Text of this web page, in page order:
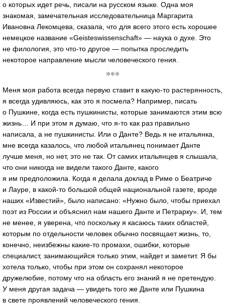
о которых идет речь, писали на русском языке. Одна моя
знакомая, замечательная исследовательница Маргарита
Ивановна Лекомцева, сказала, что для всего этого есть хорошее
немецкое название «Geisteswissenschaft» — наука о духе. Это
не филология, это что-то другое — попытка проследить
некоторое направление мысли человеческого гения.
***
Меня моя работа всегда первую ставит в какую-то растерянность,
я всегда удивляюсь, как это я посмела? Например, писать
о Пушкине, когда есть пушкинисты, которые занимаются этим всю
жизнь… И при этом я думаю, что я-то как раз правильно
написала, а не пушкинисты. Или о Данте? Ведь я не итальянка,
мне всегда казалось, что любой итальянец понимает Данте
лучше меня, но нет, это не так. От самих итальянцев я слышала,
что они никогда не видели такого Данте, какого
я им предположила. Когда я делала доклад в Риме о Беатриче
и Лауре, в какой-то большой общей национальной газете, вроде
наших «Известий», было написано: «Нужно было, чтобы приехал
поэт из России и объяснил нам нашего Данте и Петрарку». И, тем
не менее, я уверена, что поскольку я касаюсь таких областей,
которым по отдельности человек обычно посвящает жизнь, то,
конечно, неизбежны какие-то промахи, ошибки, которые
специалист, занимающийся только этим, найдет и заметит. Я бы
хотела только, чтобы при этом он сохранял некоторое
дружелюбие, потому что на область его знаний я не претендую.
У меня другая задача — увидеть того же Данте или Пушкина
в свете проявлений человеческого гения.